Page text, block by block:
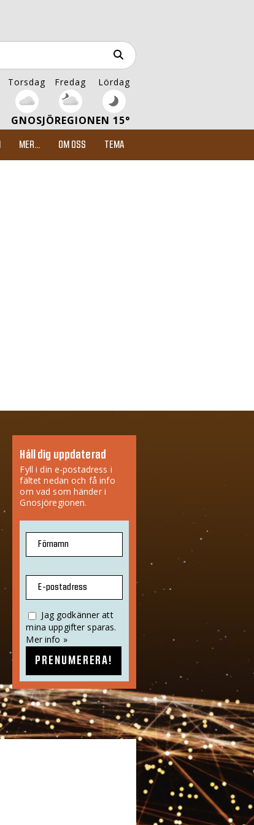
Torsdag Fredag Lördag
GNOSJÖREGIONEN 15°
MER... OM OSS TEMA
Håll dig uppdaterad
Fyll i din e-postadress i
fältet nedan och få info
om vad som händer i
Gnosjöregionen.
Förnamn
E-postadress
Jag godkänner att
mina uppgifter sparas.
Mer info »
PRENUMERERA!